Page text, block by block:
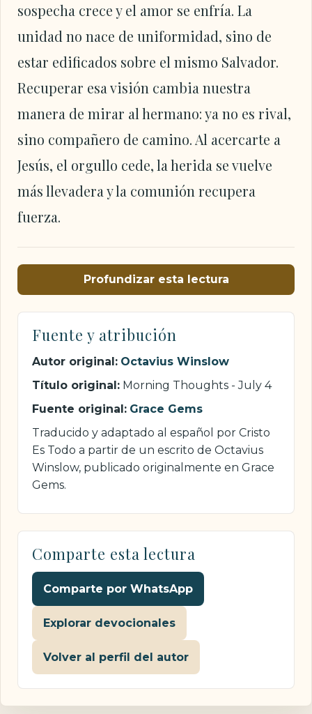
sospecha crece y el amor se enfría. La
unidad no nace de uniformidad, sino de
estar edificados sobre el mismo Salvador.
Recuperar esa visión cambia nuestra
manera de mirar al hermano: ya no es rival,
sino compañero de camino. Al acercarte a
Jesús, el orgullo cede, la herida se vuelve
más llevadera y la comunión recupera
fuerza.
Profundizar esta lectura
Fuente y atribución
Autor original: Octavius Winslow
Título original: Morning Thoughts - July 4
Fuente original: Grace Gems
Traducido y adaptado al español por Cristo
Es Todo a partir de un escrito de Octavius
Winslow, publicado originalmente en Grace
Gems.
Comparte esta lectura
Comparte por WhatsApp
Explorar devocionales
Volver al perfil del autor